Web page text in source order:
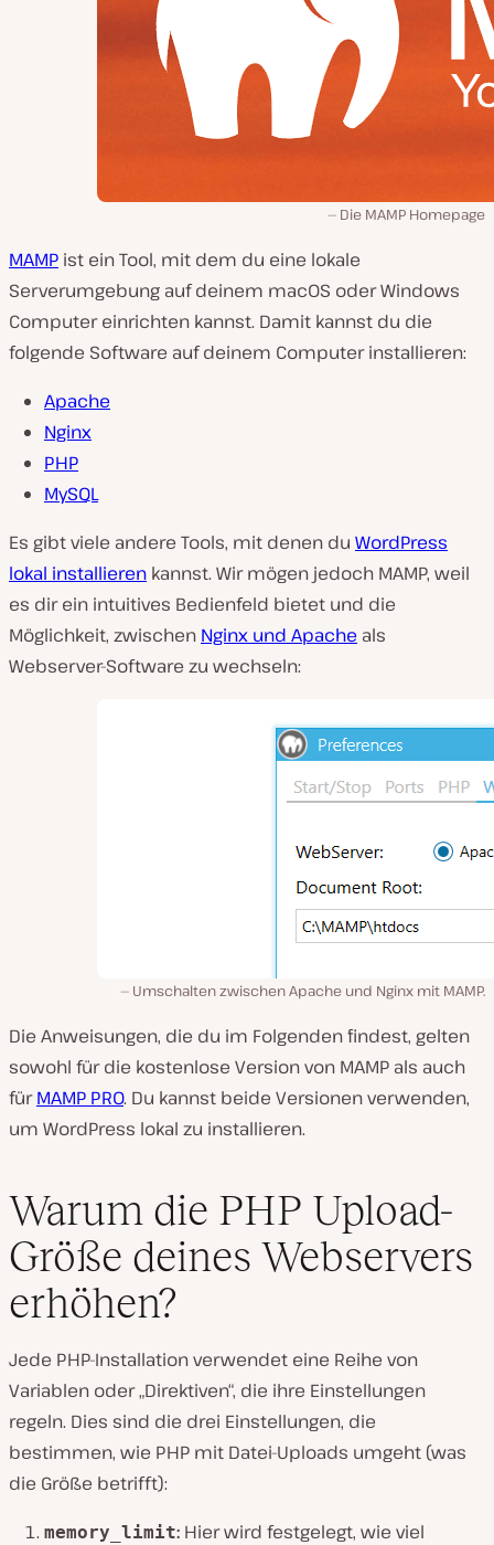
Die MAMP Homepage
MAMP ist ein Tool, mit dem du eine lokale
Serverumgebung auf deinem macOS oder Windows
Computer einrichten kannst. Damit kannst du die
folgende Software auf deinem Computer installieren:
Apache
Nginx
PHP
MySQL
Es gibt viele andere Tools, mit denen du WordPress
lokal installieren kannst. Wir mögen jedoch MAMP, weil
es dir ein intuitives Bedienfeld bietet und die
Möglichkeit, zwischen Nginx und Apache als
Webserver-Software zu wechseln:
Umschalten zwischen Apache und Nginx mit MAMP.
Die Anweisungen, die du im Folgenden findest, gelten
sowohl für die kostenlose Version von MAMP als auch
fürMAMP PRO. Du kannst beide Versionen verwenden,
um WordPress lokal zu installieren.
Warum die PHP Upload-
Größe deines Webservers
erhöhen?
Jede PHP-Installation verwendet eine Reihe von
Variablen oder „Direktiven“, die ihre Einstellungen
regeln. Dies sind die drei Einstellungen, die
bestimmen, wie PHP mit Datei-Uploads umgeht (was
die Größe betrifft):
memory_limit: Hier wird festgelegt, wie viel